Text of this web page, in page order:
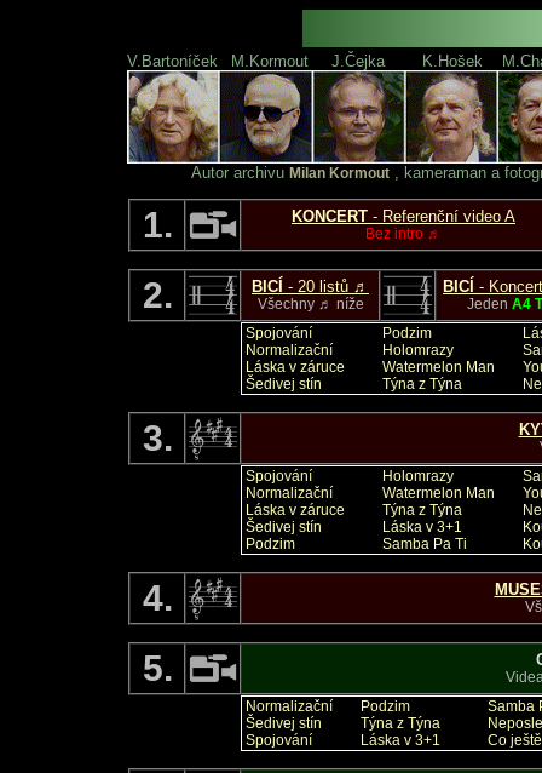
V.Bartoníček M.Kormout J.Čejka K.Hošek
Autor archivu Milan Kormout, kameraman a
1. KONCERT - Referenční video A
Bez intro ♬
2. BICÍ - 20 listů ♬
Všechny ♬ níže
BICÍ -
Jeden A4
Spojování
Podzim
Normalizační
Holomrazy
Láska v záruce
Watermelon Man
Šedivej stín
Týna z Týna
3.
Spojování
Holomrazy
Normalizační
Watermelon Man
Láska v záruce
Týna z Týna
Šedivej stín
Láska v 3+1
Podzim
Samba Pa Ti
4.
5.
Normalizační
Podzim
Samba
Šedivej stín
Týna z Týna
Spojování
Láska v 3+1 Co